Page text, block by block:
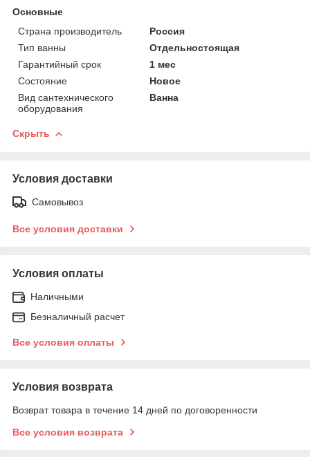
Основные
Страна производитель
Россия
Тип ванны
Отдельностоящая
Гарантийный срок
1 мес
Состояние
Новое
Вид сантехнического
оборудования
Ванна
Скрыть
Условия доставки
Самовывоз
Все условия доставки
Условия оплаты
Наличными
Безналичный расчет
Все условия оплаты
Условия возврата
Возврат товара в течение 14 дней по договоренности
Все условия возврата